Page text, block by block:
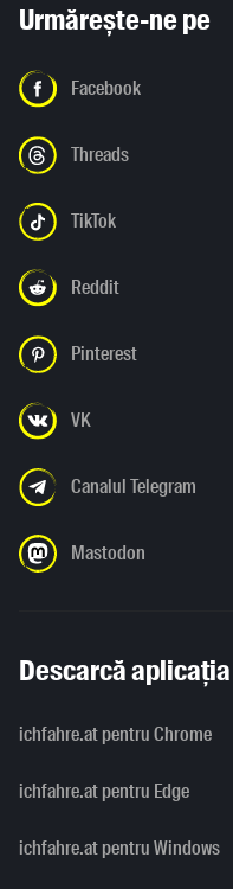
Urmărește-ne pe
Facebook
Threads
TikTok
Reddit
Pinterest
VK
Canalul Telegram
Mastodon
Descarcă
ichfahre.at pentru Chrome
ichfahre.at pentru Edge
ichfahre.at pentru Windows